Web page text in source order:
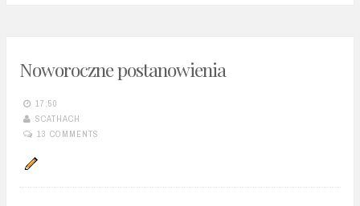
Noworoczne postanowienia
17:50
SCATHACH
13 COMMENTS